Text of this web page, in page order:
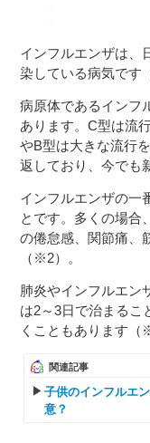
インフルエンザは、
染している病気です
病原体であるインフ
あります。C型は流
やB型は大きな流行
返しており、今でも
インフルエンザの一
とです。多くの場合
の倦怠感、関節痛、
（※2）。
肺炎やインフルエン
は2～3日で治まるこ
くこともあります（
関連記事
子供のインフルエ
意？